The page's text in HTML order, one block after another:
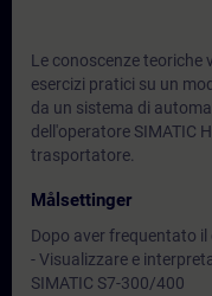
Le conoscenze
esercizi pratici su un
da un sistema di
dell'operatore SIMATIC
trasportatore.
Målsettinger
Dopo aver frequentato
- Visualizzare e
SIMATIC S7-300/400